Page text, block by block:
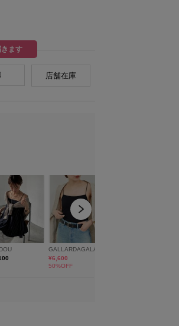
身長161cm フリーサイズ
ます
店舗在庫